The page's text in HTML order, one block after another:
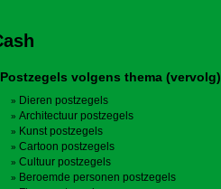
Postzegels volgens thema (vervolg)
Dieren postzegels
Architectuur postzegels
Kunst postzegels
Cartoon postzegels
Cultuur postzegels
Beroemde personen postzegels